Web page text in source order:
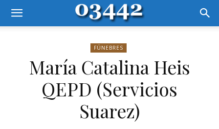
FÚNEBRES
María Catalina Heis
QEPD (Servicios
Suarez)